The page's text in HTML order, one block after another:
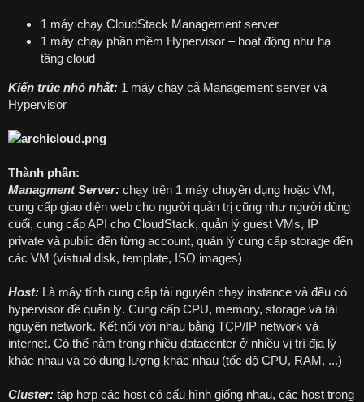
1 máy chạy CloudStack Management server
1 máy chạy phần mềm Hypervisor – hoạt động như hạ
tầng cloud
Kiến trúc nhỏ nhất: 1 máy chạy cả Management server và
Hypervisor
Thành phần:
Managment Server: chạy trên 1 máy chuyên dụng hoặc VM,
cung cấp giao diện web cho người quản trị cũng như người dùng
cuối, cung cấp API cho CloudStack, quản lý guest VMs, IP
private và public đến từng account, quản lý cung cấp storage đến
các VM (vistual disk, template, ISO images)
Host: Là máy tính cung cấp tài nguyên chạy instance và đều có
hypervisor đề quản lý. Cung cấp CPU, memory, storage và tài
nguyên network. Kết nối với nhau bằng TCP/IP network và
internet. Có thể nằm trong nhiều datacenter ở nhiều vị trí địa lý
khác nhau và có dung lượng khác nhau (tốc độ CPU, RAM, ...)
Cluster: tập hợp các host có cấu hình giống nhau, các host trong